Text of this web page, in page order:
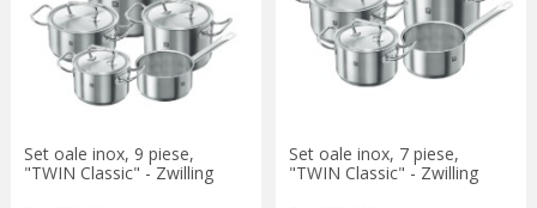
Set oale inox, 9 piese,
"TWIN Classic" - Zwilling
Set oale inox, 7 piese,
"TWIN Classic" - Zwilling